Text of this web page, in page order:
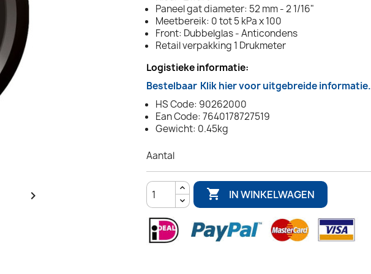

Paneel gat diameter: 52 mm - 2 1/16"
Meetbereik: 0 tot 5 kPa x 100
Front: Dubbelglas - Anticondens
Retail verpakking 1 Drukmeter
Logistieke informatie:
Bestelbaar Klik hier voor uitgebreide informatie.
HS Code: 90262000
Ean Code: 7640178727519
Gewicht: 0.45kg
Aantal
 IN WINKELWAGEN